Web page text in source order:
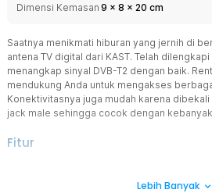
Dimensi Kemasan 9 x 8 x 20 cm
Saatnya menikmati hiburan yang jernih di
antena TV digital dari KAST. Telah
menangkap sinyal DVB-T2 dengan baik.
mendukung Anda untuk mengakses
Konektivitasnya juga mudah karena
jack male sehingga cocok dengan
Fitur
Anda tak perlu khawatir denganLebih Banyak